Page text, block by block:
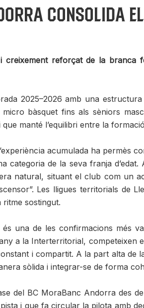
consolida
reforçat de la branca
2025–2026 amb una estructura
bàsquet fins als sèniors
manté l’equilibri entre la
acumulada ha permès
categoria de la seva franja
natural, situant el club com un
Les lligues territorials de
ritme sostingut.
una de les confirmacions més
a la Interterritorial,
i compartit. A la part alta de
sòlida i integrar-se de forma
del BC MoraBanc Andorra des
i que fa circular la pilota amb